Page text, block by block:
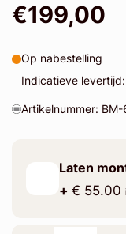
€199,00
Op nabestelling
Indicatieve levertijd:
Artikelnummer:
Laten
+ € 55.00